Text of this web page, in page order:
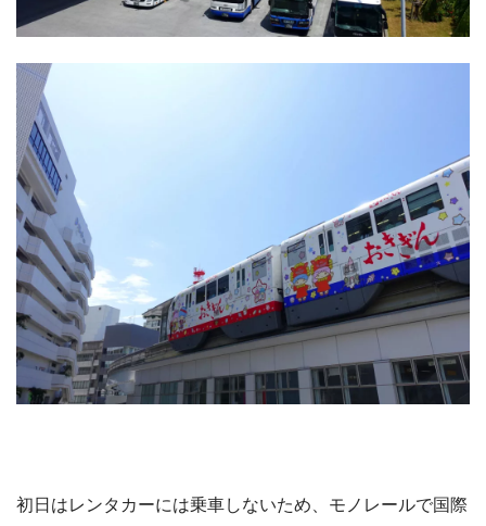
初日はレンタカーには乗車しないため、モノレールで国際